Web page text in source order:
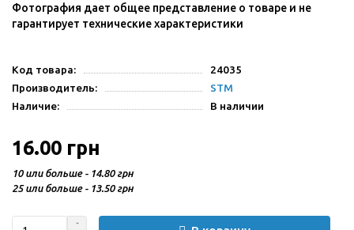
Фотография дает общее представление о товаре и не
гарантирует технические характеристики
Код товара:
24035
Производитель:
STM
Наличие:
В наличии
16.00 грн
10 или больше - 14.80 грн
25 или больше - 13.50 грн